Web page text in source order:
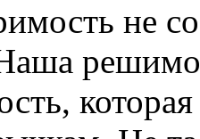
не
которая